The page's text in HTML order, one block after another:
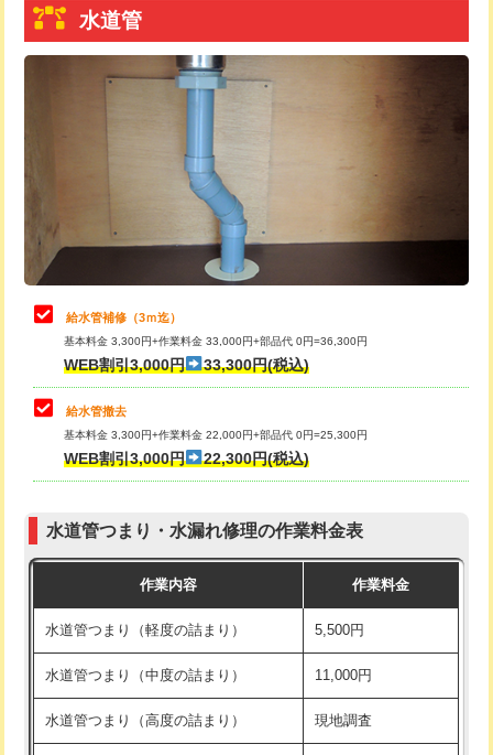
給水管工事※（ライニング鋼管・銅
管・ポリ管・HT管使用/3ｍまで)
給水管工事※（ライニング鋼管・銅
管・ポリ管・HT管使用/3ｍ超え)
排水管工事（土の掘削・埋め戻し作
11,000円~
排水管工事（排水管工事/3ｍまで） 55,000円
排水管工事（追加 排水管工事/3ｍ超
マス交換（土の掘削・埋め戻し作業）
マス交換（深さ50㎝未満）
マス交換（深さ50㎝以上）
コンクリート斫り（厚さ10㎝まで）
モルタル補修（厚さ10㎝超え） 38,500円
洗面台設置 38,500円
化粧台設置 22,000円
追加人工 16,500円
トーラー機使用/3mまで
追加トーラー機使用/3m超え
8,800円
止水・漏水調査・防水処理・清掃・修
理・調整・分解・加工など（軽作業）
11,000円
止水・漏水調査・防水処理・清掃・修
理・調整・分解・加工など（中作業）
止水・漏水調査・防水処理・清掃・修
理・調整・分解・加工など（重作業）
33,000円
その他部品の脱着
交換・取付（タンク）
式）)
式・ワンホール）)
交換・取付(排水栓・排水トラップ
22,000円+材料費
水道管
給水管補修（3ｍ迄）
基本料金 3,300円+作業料金 33,000円+部品代 0円=36,300円
WEB割引3,000円 33,300円(税込)
給水管撤去
基本料金 3,300円+作業料金 22,000円+部品代 0円=25,300円
WEB割引3,000円 22,300円(税込)
水道管つまり・水漏れ修理の作業料金表
作業内容 作業料金
水道管つまり（軽度の詰まり） 5,500円
水道管つまり（中度の詰まり） 11,000円
水道管つまり（高度の詰まり） 現地調査